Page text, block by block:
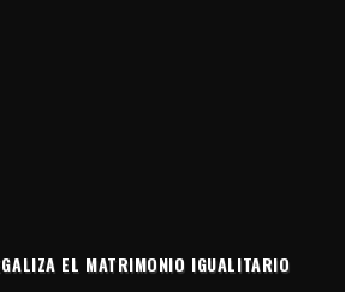
EL MATRIMONIO IGUALITARIO